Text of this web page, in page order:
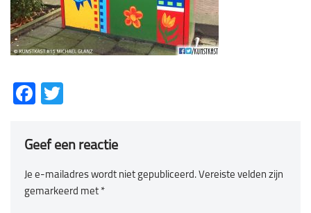
Facebook
Geef een reactie
Je e-mailadres wordt niet gepubliceerd. Vereiste velden zijn
gemarkeerd met *